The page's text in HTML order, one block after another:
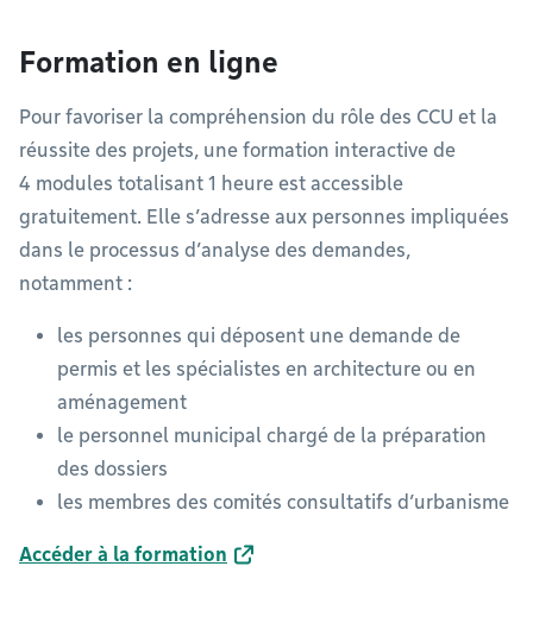
Formation en ligne
Pour favoriser la compréhension du rôle des CCU et la
réussite des projets, une formation interactive de
4 modules totalisant 1 heure est accessible
gratuitement. Elle s’adresse aux personnes impliquées
dans le processus d’analyse des demandes,
notamment :
les personnes qui déposent une demande de
permis et les spécialistes en architecture ou en
aménagement
le personnel municipal chargé de la préparation
des dossiers
les membres des comités consultatifs d’urbanisme
Accéder à la formation